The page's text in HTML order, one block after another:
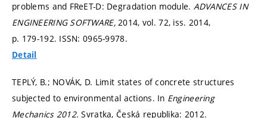
problems and FReET-D: Degradation module. ADVANCES IN
ENGINEERING SOFTWARE,2014, vol. 72, iss. 2014,
p. 179-192. ISSN: 0965-9978.
Detail
TEPLÝ, B.; NOVÁK, D. Limit states of concrete structures
subjected to environmental actions. In Engineering
Mechanics 2012.Svratka, Česká republika: 2012.